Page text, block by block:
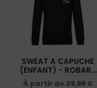
SWEAT A CAPUCHE
(ENFANT) - ROBART
PHILIPPE - NOIR -
À partir de 39,99 €